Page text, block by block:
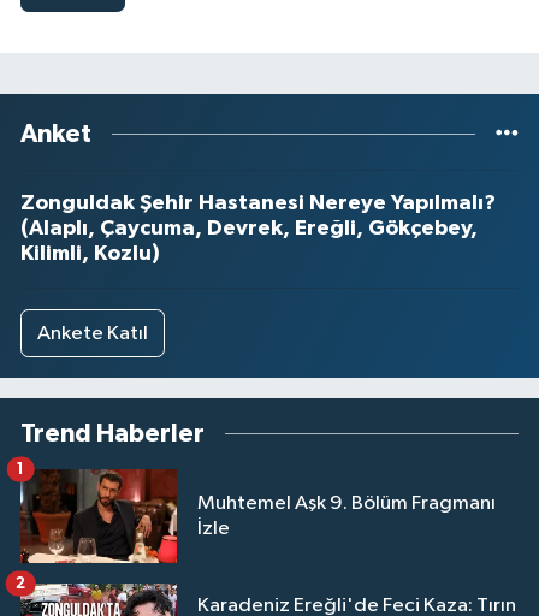
Anket
Zonguldak Şehir Hastanesi Nereye Yapılmalı?
(Alaplı, Çaycuma, Devrek, Ereğli, Gökçebey,
Kilimli, Kozlu)
Ankete Katıl
Trend Haberler
Muhtemel Aşk 9. Bölüm Fragmanı
İzle
1
Karadeniz Ereğli'de Feci Kaza: Tırın
2